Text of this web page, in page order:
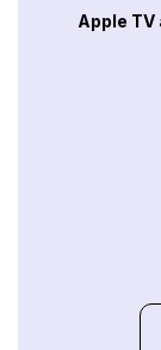
Apple TV